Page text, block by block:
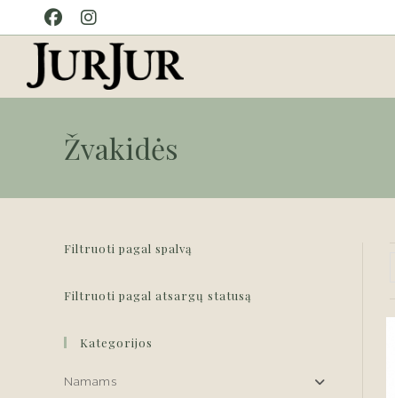
to
content
Žvakidės
Filtruoti pagal spalvą
Filtruoti pagal atsargų statusą
Kategorijos
Namams